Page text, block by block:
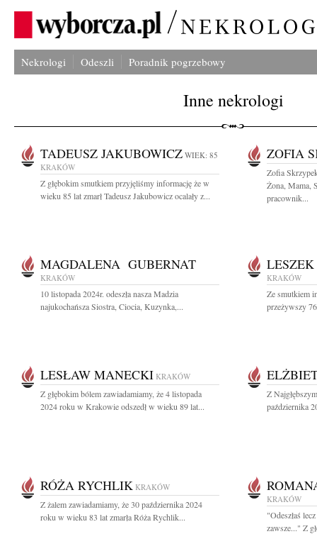
Nekrologi Odeszli Poradnik pogrzebowy
Inne nekrologi
TADEUSZ JAKUBOWICZ WIEK: 85
KRAKÓW
Z głębokim smutkiem przyjęliśmy informację że w
wieku 85 lat zmarł Tadeusz Jakubowicz ocalały z...
ZOFIA
Zofia
Żona, Mama,
pracownik...
MAGDALENA GUBERNAT
KRAKÓW
10 listopada 2024r. odeszła nasza Madzia
najukochańsza Siostra, Ciocia, Kuzynka,...
KRAKÓW
Ze smutkiem
przeżywszy
LESŁAW MANECKI KRAKÓW
Z głębokim bólem zawiadamiamy, że 4 listopada
2024 roku w Krakowie odszedł w wieku 89 lat...
Z
października
RÓŻA RYCHLIK KRAKÓW
Z żalem zawiadamiamy, że 30 października 2024
roku w wieku 83 lat zmarła Róża Rychlik...
KRAKÓW
"Odeszłaś
zawsze..." Z